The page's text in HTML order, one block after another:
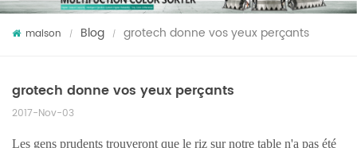
maison / Blog / grotech donne vos yeux perçants
grotech donne vos yeux perçants
2017-Nov-03
Les gens prudents trouveront que le riz sur notre table n'a pas été